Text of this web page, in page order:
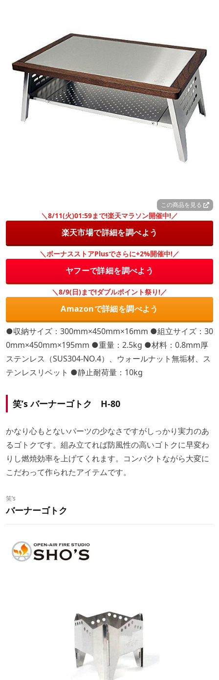
この商品を見る
＼8/11(火)01:59まで!楽天マラソン開催中!／
楽天市場で詳細を調べよう
＼ボーナスストアPlusでさらに+2%開催中!／
ヤフーで詳細を調べよう
＼8/9(日)まで!ダブルポイント祭り!／
Amazonで詳細を調べよう
●収納サイズ：300mm×450mm×16mm ●組立サイズ：30
0mm×450mm×195mm ●重量：2.5kg ●材料：0.8mm厚
ステンレス（SUS304-NO.4）、ウォールナット無垢材、ス
テンレスリベット ●静止耐荷量：10kg
笑’s バーナーゴトク H-80
かなり心もとないパーツの少なさですがしっかり実力のあ
るゴトクです。組み立てれば防風性の高いゴトクに早変わ
りし燃焼効率を上げてくれます。コンパクトながら大変に
こだわって作られたアイテムです。
笑’s
バーナーゴトク